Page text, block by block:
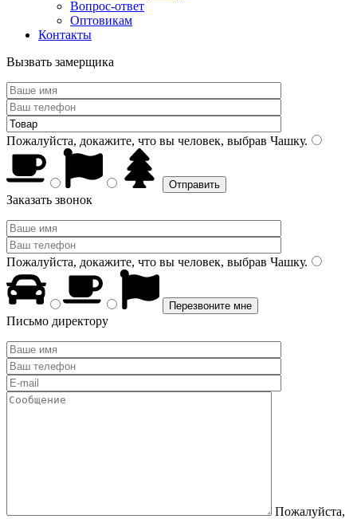
Вопрос-ответ
Оптовикам
Контакты
Вызвать замерщика
Пожалуйста, докажите, что вы человек, выбрав Чашку.
Заказать звонок
Пожалуйста, докажите, что вы человек, выбрав Чашку.
Письмо директору
Пожалуйста,